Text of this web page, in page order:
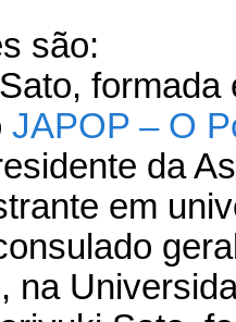
são:
formada
JAPOP – O
da
em
na